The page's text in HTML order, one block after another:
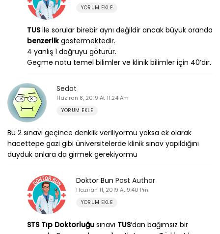
YORUM EKLE
TUSile sorular birebir aynı değildir ancak büyük oranda
benzerlikgöstermektedir.
4 yanlış 1 doğruyu götürür.
Geçme notu temel bilimler ve klinik bilimler için 40’dır.
Sedat
Haziran 8, 2019 At 11:24 Am
YORUM EKLE
Bu 2 sınavı geçince denklik veriliyormu yoksa ek olarak
hacettepe gazi gibi üniversitelerde klinik sınav yapıldığını
duyduk onlara da girmek gerekiyormu
Doktor Bun Post Author
Haziran 11, 2019 At 9:40 Pm
YORUM EKLE
STS Tıp Doktorluğu sınavı TUS‘dan bağımsız bir